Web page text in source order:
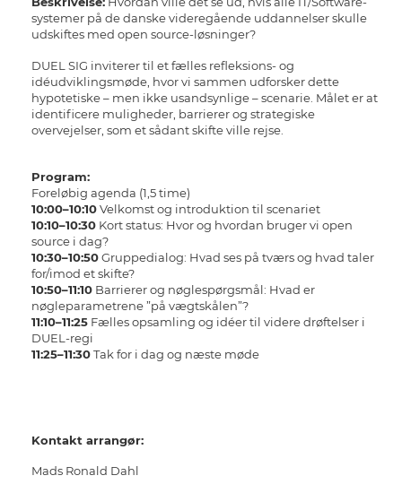
systemer på de danske videregående uddannelser skulle
udskiftes med open source-løsninger?
DUEL SIG inviterer til et fælles refleksions- og
idéudviklingsmøde, hvor vi sammen udforsker dette
hypotetiske – men ikke usandsynlige – scenarie. Målet er at
identificere muligheder, barrierer og strategiske
overvejelser, som et sådant skifte ville rejse.
Program:
Foreløbig agenda (1,5 time)
10:00–10:10Velkomst og introduktion til scenariet
10:10–10:30 Kort status: Hvor og hvordan bruger vi open
source i dag?
10:30–10:50Gruppedialog: Hvad ses på tværs og hvad taler
for/imod et skifte?
10:50–11:10 Barrierer og nøglespørgsmål: Hvad er
nøgleparametrene ”på vægtskålen”?
11:10–11:25 Fælles opsamling og idéer til videre drøftelser i
DUEL-regi
11:25–11:30Tak for i dag og næste møde
Kontakt arrangør:
Mads Ronald Dahl